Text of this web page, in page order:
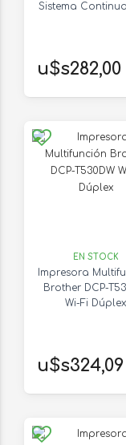
Sistema
u$s282,00
EN STOCK
Impresora
Brother DCP-
Wi-Fi Dúplex
u$s324,09